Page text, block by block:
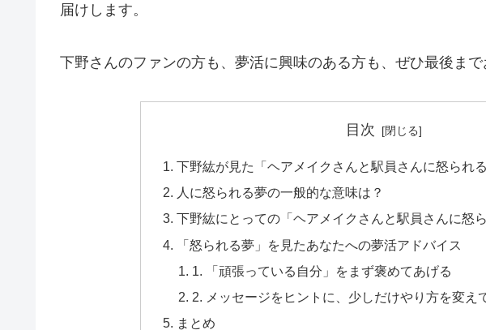
届けします。
下野さんのファンの方も、夢活に興味のある方も、ぜひ最後まで
目次
下野紘が見た「ヘアメイクさんと駅員さんに怒られ
人に怒られる夢の一般的な意味は？
下野紘にとっての「ヘアメイクさんと駅員さんに怒
「怒られる夢」を見たあなたへの夢活アドバイス
1. 「頑張っている自分」をまず褒めてあげる
2. メッセージをヒントに、少しだけやり方を変え
まとめ